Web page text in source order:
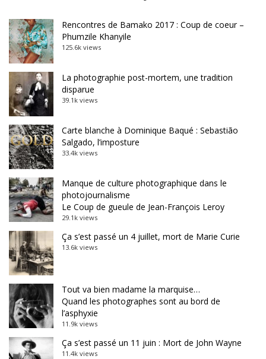
Rencontres de Bamako 2017 : Coup de coeur –
Phumzile Khanyile
125.6k views
La photographie post-mortem, une tradition
disparue
39.1k views
Carte blanche à Dominique Baqué : Sebastião
Salgado, l’imposture
33.4k views
Manque de culture photographique dans le
photojournalisme
Le Coup de gueule de Jean-François Leroy
29.1k views
Ça s’est passé un 4 juillet, mort de Marie Curie
13.6k views
Tout va bien madame la marquise…
Quand les photographes sont au bord de
l’asphyxie
11.9k views
Ça s’est passé un 11 juin : Mort de John Wayne
11.4k views